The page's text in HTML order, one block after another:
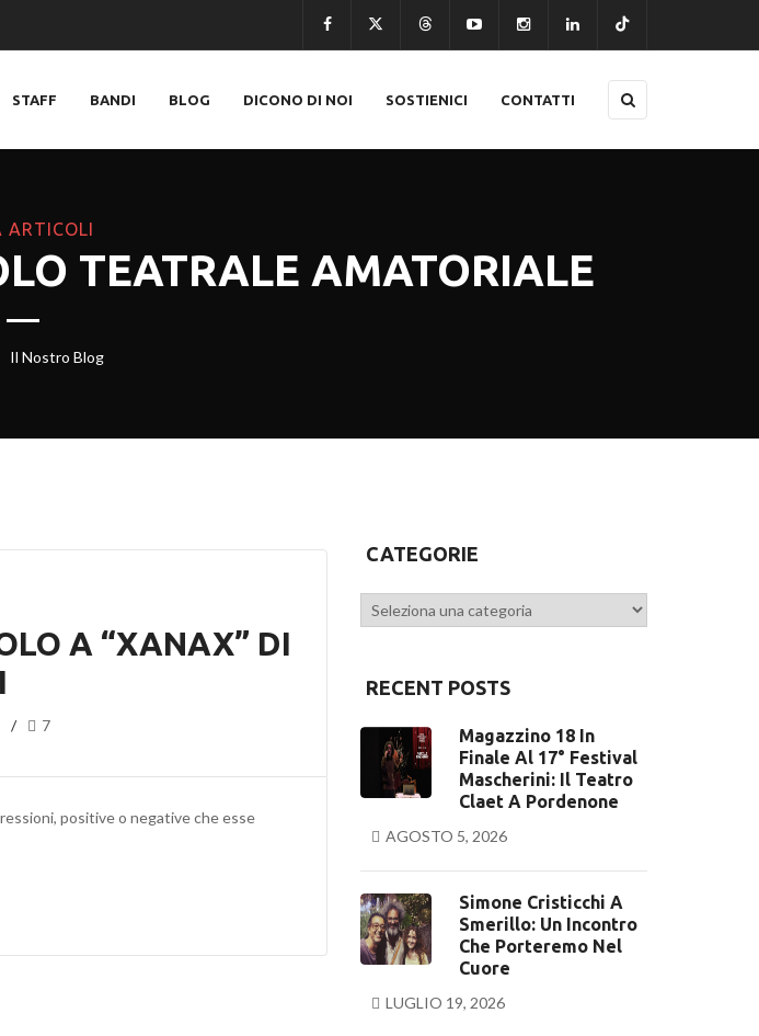
STAFF BANDI BLOG DICONO DI NOI SOSTIENICI CONTATTI
ARTICOLI
TEATRALE AMATORIALE
Il Nostro Blog
A “XANAX” DI
7
positive o negative che esse
CATEGORIE
Categorie
RECENT POSTS
Magazzino 18 In
Finale Al 17° Festival
Mascherini: Il Teatro
Claet A Pordenone
AGOSTO 5, 2026
Simone Cristicchi A
Smerillo: Un Incontro
Che Porteremo Nel
Cuore
LUGLIO 19, 2026